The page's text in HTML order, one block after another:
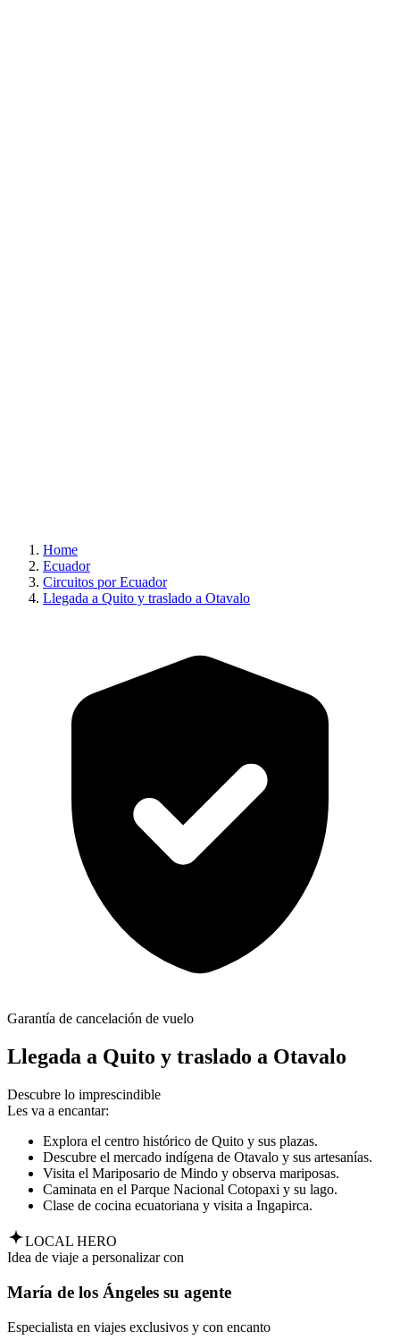
Home
Ecuador
Circuitos por Ecuador
Llegada a Quito y traslado a Otavalo
Garantía de cancelación de vuelo
Llegada a Quito y traslado a Otavalo
Descubre lo imprescindible
Les va a encantar:
Explora el centro histórico de Quito y sus plazas.
Descubre el mercado indígena de Otavalo y sus artesanías.
Visita el Mariposario de Mindo y observa mariposas.
Caminata en el Parque Nacional Cotopaxi y su lago.
Clase de cocina ecuatoriana y visita a Ingapirca.
LOCAL HERO
Idea de viaje a personalizar con
María de los Ángeles su agente
Especialista en viajes exclusivos y con encanto